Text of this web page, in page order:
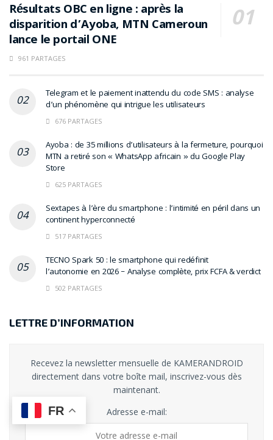
Résultats OBC en ligne : après la
disparition d’Ayoba, MTN Cameroun
lance le portail ONE
961 PARTAGES
Telegram et le paiement inattendu du code SMS : analyse
d’un phénomène qui intrigue les utilisateurs
676 PARTAGES
Ayoba : de 35 millions d’utilisateurs à la fermeture, pourquoi
MTN a retiré son « WhatsApp africain » du Google Play
Store
625 PARTAGES
Sextapes à l’ère du smartphone : l’intimité en péril dans un
continent hyperconnecté
517 PARTAGES
TECNO Spark 50 : le smartphone qui redéfinit
l’autonomie en 2026 – Analyse complète, prix FCFA & verdict
502 PARTAGES
LETTRE D’INFORMATION
Recevez la newsletter mensuelle de KAMERANDROID
directement dans votre boîte mail, inscrivez-vous dès
maintenant.
Adresse e-mail:
FR